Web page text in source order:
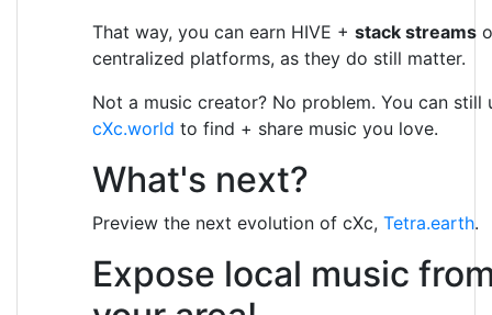
That way, you can earn HIVE + stack streams
centralized platforms, as they do still matter.
Not a music creator? No problem. You can still
cXc.world to find + share music you love.
What's next?
Preview the next evolution of cXc, Tetra.earth.
Expose local music